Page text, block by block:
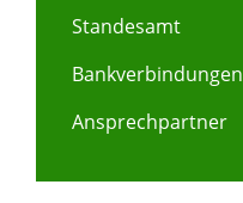
Standesamt
Bankverbindungen
Ansprechpartner